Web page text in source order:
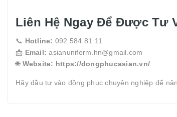
Liên Hệ Ngay Để Được Tư
📞 Hotline: 092 584 81 11
📩 Email: asianuniform.hn@gmail.com
🌐 Website: https://dongphucasian.vn/
Hãy đầu tư vào đồng phục chuyên nghiệp để